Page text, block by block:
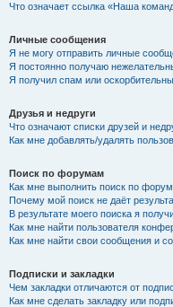
Что означает ссылка «Наша
Личные сообщения
Я не могу отправить личные
Я постоянно получаю
Я получил спам или
Друзья и недруги
Что означают списки друзей и
Как мне добавлять/удалять
Поиск по форумам
Как мне выполнить поиск по
Почему мой поиск не даёт
В результате моего поиска я
Как мне найти пользователя
Как мне найти свои сообщения и
Подписки и закладки
Чем закладки отличаются от
Как мне сделать закладку или